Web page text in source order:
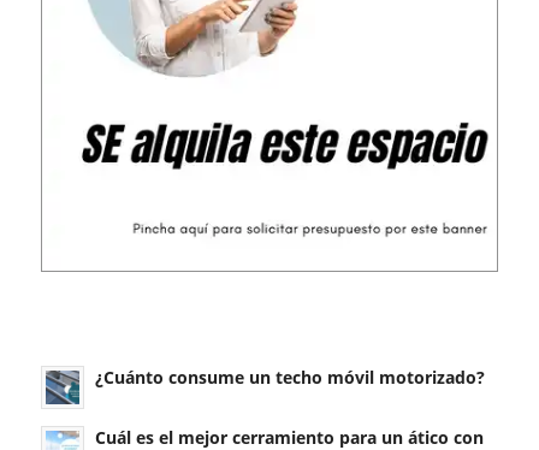
¿Cuánto consume un techo móvil motorizado?
Cuál es el mejor cerramiento para un ático con